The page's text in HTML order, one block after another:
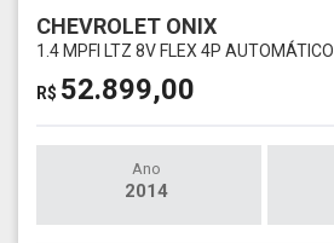
CHEVROLET ONIX
1.4 MPFI LTZ 8V FLEX 4P AUTOMÁTICO
R$ 52.899,00
Ano
2014